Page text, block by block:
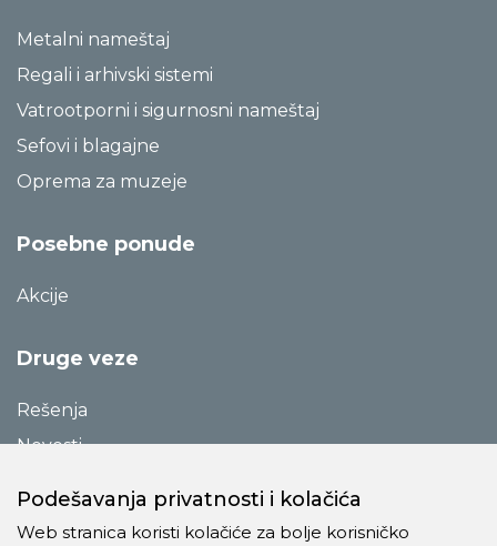
Metalni nameštaj
Regali i arhivski sistemi
Vatrootporni i sigurnosni nameštaj
Sefovi i blagajne
Oprema za muzeje
Posebne ponude
Akcije
Druge veze
Rešenja
Novosti
Podešavanja privatnosti i kolačića
Web stranica koristi kolačiće za bolje korisničko